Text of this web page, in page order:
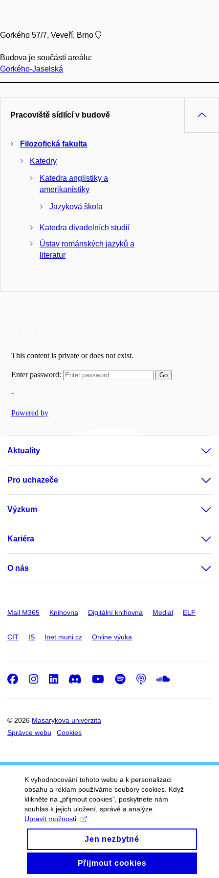
Gorkého 57/7, Veveří, Brno
Budova je součástí areálu:
Gorkého-Jaselská
Pracoviště sídlící v budově
Filozofická fakulta
Katedry
Katedra anglistiky a
amerikanistiky
Jazyková škola
Katedra divadelních studií
Ústav románských jazyků a
literatur
Aktuality
Pro uchazeče
Výzkum
Kariéra
O nás
Mail M365 Knihovna Digitální knihovna Medial ELF
CIT IS Inet.muni.cz Online výuka
© 2026 Masarykova univerzita
Správce webu
Cookies
Facebook
Instagram
LinkedIn
DiscordYoutube
Spotify
Podcast
K vyhodnocování tohoto webu a k personalizaci
obsahu a reklam používáme soubory cookies. Když
klikněte na „přijmout cookies", poskytnete nám
souhlas k jejich uložení, správě a analýze.
Upravit možnosti
Jen nezbytné
Přijmout cookies